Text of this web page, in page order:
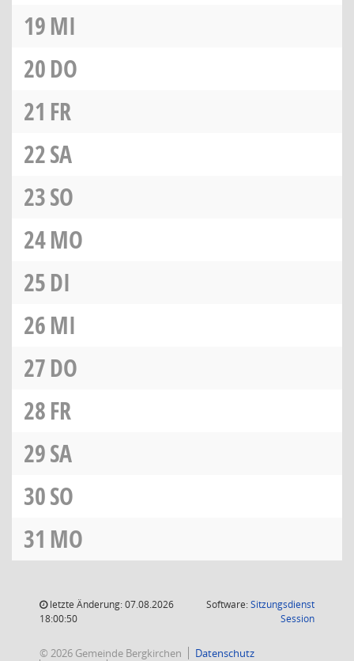
19MI
20DO
21 FR
22SA
23SO
24MO
25DI
26MI
27DO
28FR
29SA
30SO
31 MO
letzte Änderung: 07.08.2026
18:00:50
Software:Sitzungsdienst
Session(Wird in
© 2026 Gemeinde Bergkirchen
Datenschutz